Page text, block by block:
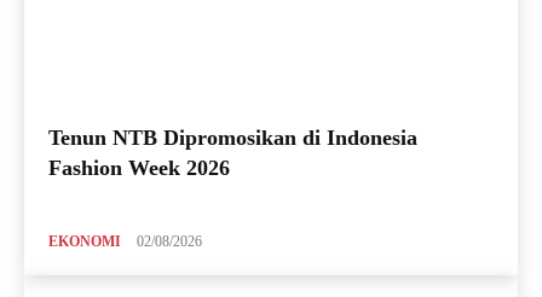
Tenun NTB Dipromosikan di Indonesia
Fashion Week 2026
EKONOMI 02/08/2026